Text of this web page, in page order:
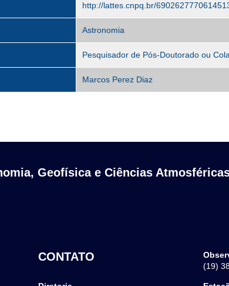
http://lattes.cnpq.br/
Astronomia
Pesquisador de Pós-Doutorado ou
Marcos Perez Diaz
Geofísica e Ciências
CONTATO
(19)